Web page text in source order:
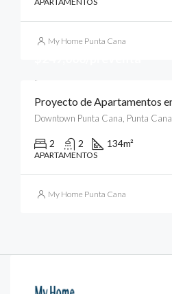
My Home Punta Cana
Downtown Punta Cana, Punta
2 2 134m²
APARTAMENTOS
My Home Punta Cana